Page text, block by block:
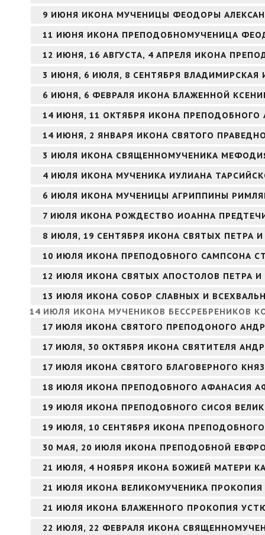
9 ИЮНЯ ИКОНА МУЧЕНИЦЫ ФЕОДОРЫ
11 ИЮНЯ ИКОНА ПРЕПОДОБНОМУЧЕНИЦА
12 ИЮНЯ, 16 АВГУСТА, 4 АПРЕЛЯ ИКОНА
3 ИЮНЯ, 6 ИЮЛЯ, 8 СЕНТЯБРЯ
6 ИЮНЯ, 6 ФЕВРАЛЯ ИКОНА БЛАЖЕННОЙ
14 ИЮНЯ, 11 ОКТЯБРЯ ИКОНА ПРЕПОДОБНОГО
14 ИЮНЯ, 2 ЯНВАРЯ ИКОНА СВЯТОГО
3 ИЮЛЯ ИКОНА СВЯЩЕННОМУЧЕНИКА
4 ИЮЛЯ ИКОНА МУЧЕНИКА ИУЛИАНА
6 ИЮЛЯ ИКОНА МУЧЕНИЦЫ АГРИППИНЫ
7 ИЮЛЯ ИКОНА РОЖДЕСТВО ИОАННА
8 ИЮЛЯ, 19 СЕНТЯБРЯ ИКОНА СВЯТЫХ ПЕТРА
10 ИЮЛЯ ИКОНА ПРЕПОДОБНОГО САМПСОНА
12 ИЮЛЯ ИКОНА СВЯТЫХ АПОСТОЛОВ ПЕТРА И
13 ИЮЛЯ ИКОНА СОБОР СЛАВНЫХ И
14 ИЮЛЯ ИКОНА МУЧЕНИКОВ БЕССРЕБРЕНИКОВ
17 ИЮЛЯ ИКОНА СВЯТОГО ПРЕПОДОНОГО
17 ИЮЛЯ, 30 ОКТЯБРЯ ИКОНА СВЯТИТЕЛЯ
17 ИЮЛЯ ИКОНА СВЯТОГО БЛАГОВЕРНОГО
18 ИЮЛЯ ИКОНА ПРЕПОДОБНОГО АФАНАСИЯ
19 ИЮЛЯ ИКОНА ПРЕПОДОБНОГО СИСОЯ
19 ИЮЛЯ, 10 СЕНТЯБРЯ ИКОНА
30 МАЯ, 20 ИЮЛЯ ИКОНА ПРЕПОДОБНОЙ
21 ИЮЛЯ, 4 НОЯБРЯ ИКОНА БОЖИЕЙ МАТЕРИ
21 ИЮЛЯ ИКОНА ВЕЛИКОМУЧЕНИКА ПРОКОПИЯ
21 ИЮЛЯ ИКОНА БЛАЖЕННОГО ПРОКОПИЯ
22 ИЮЛЯ, 22 ФЕВРАЛЯ ИКОНА